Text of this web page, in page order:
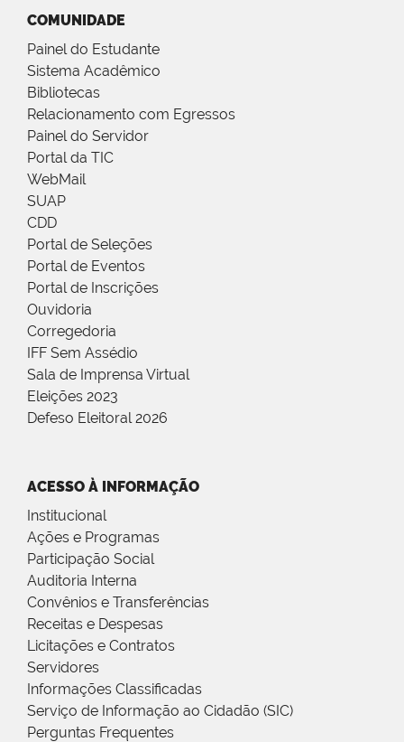
COMUNIDADE
Painel do Estudante
Sistema Acadêmico
Bibliotecas
Relacionamento com Egressos
Painel do Servidor
Portal da TIC
WebMail
SUAP
CDD
Portal de Seleções
Portal de Eventos
Portal de Inscrições
Ouvidoria
Corregedoria
IFF Sem Assédio
Sala de Imprensa Virtual
Eleições 2023
Defeso Eleitoral 2026
ACESSO À INFORMAÇÃO
Institucional
Ações e Programas
Participação Social
Auditoria Interna
Convênios e Transferências
Receitas e Despesas
Licitações e Contratos
Servidores
Informações Classificadas
Serviço de Informação ao Cidadão (SIC)
Perguntas Frequentes